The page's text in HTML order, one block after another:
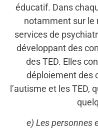
éducatif. Dans
notamment sur le
services de
développant des
des TED. Elles
déploiement des
l’autisme et les
e) Les personnes